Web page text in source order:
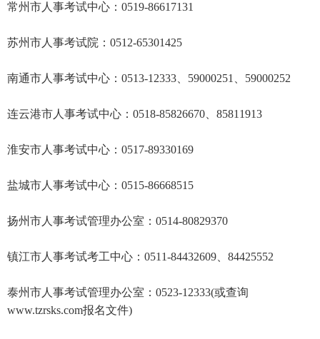
常州市人事考试中心：0519-86617131
苏州市人事考试院：0512-65301425
南通市人事考试中心：0513-12333、59000251、59000252
连云港市人事考试中心：0518-85826670、85811913
淮安市人事考试中心：0517-89330169
盐城市人事考试中心：0515-86668515
扬州市人事考试管理办公室：0514-80829370
镇江市人事考试考工中心：0511-84432609、84425552
泰州市人事考试管理办公室：0523-12333(或查询
www.tzrsks.com报名文件)